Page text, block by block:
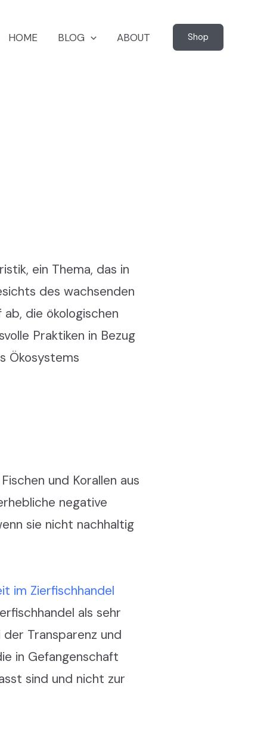
HOME BLOG ABOUT Shop
ein Thema, das in
des wachsenden
die ökologischen
Praktiken in Bezug
Ökosystems
und Korallen aus
negative
sie nicht nachhaltig
im Zierfischhandel
als sehr
Transparenz und
in Gefangenschaft
sind und nicht zur